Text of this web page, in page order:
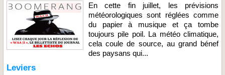
En cette fin juillet, les prévisions
météorologiques sont réglées comme
du papier à musique et ça tombe
toujours pile poil. La météo climatique,
cela coule de source, au grand bénef
des paysans qui...
Leviers